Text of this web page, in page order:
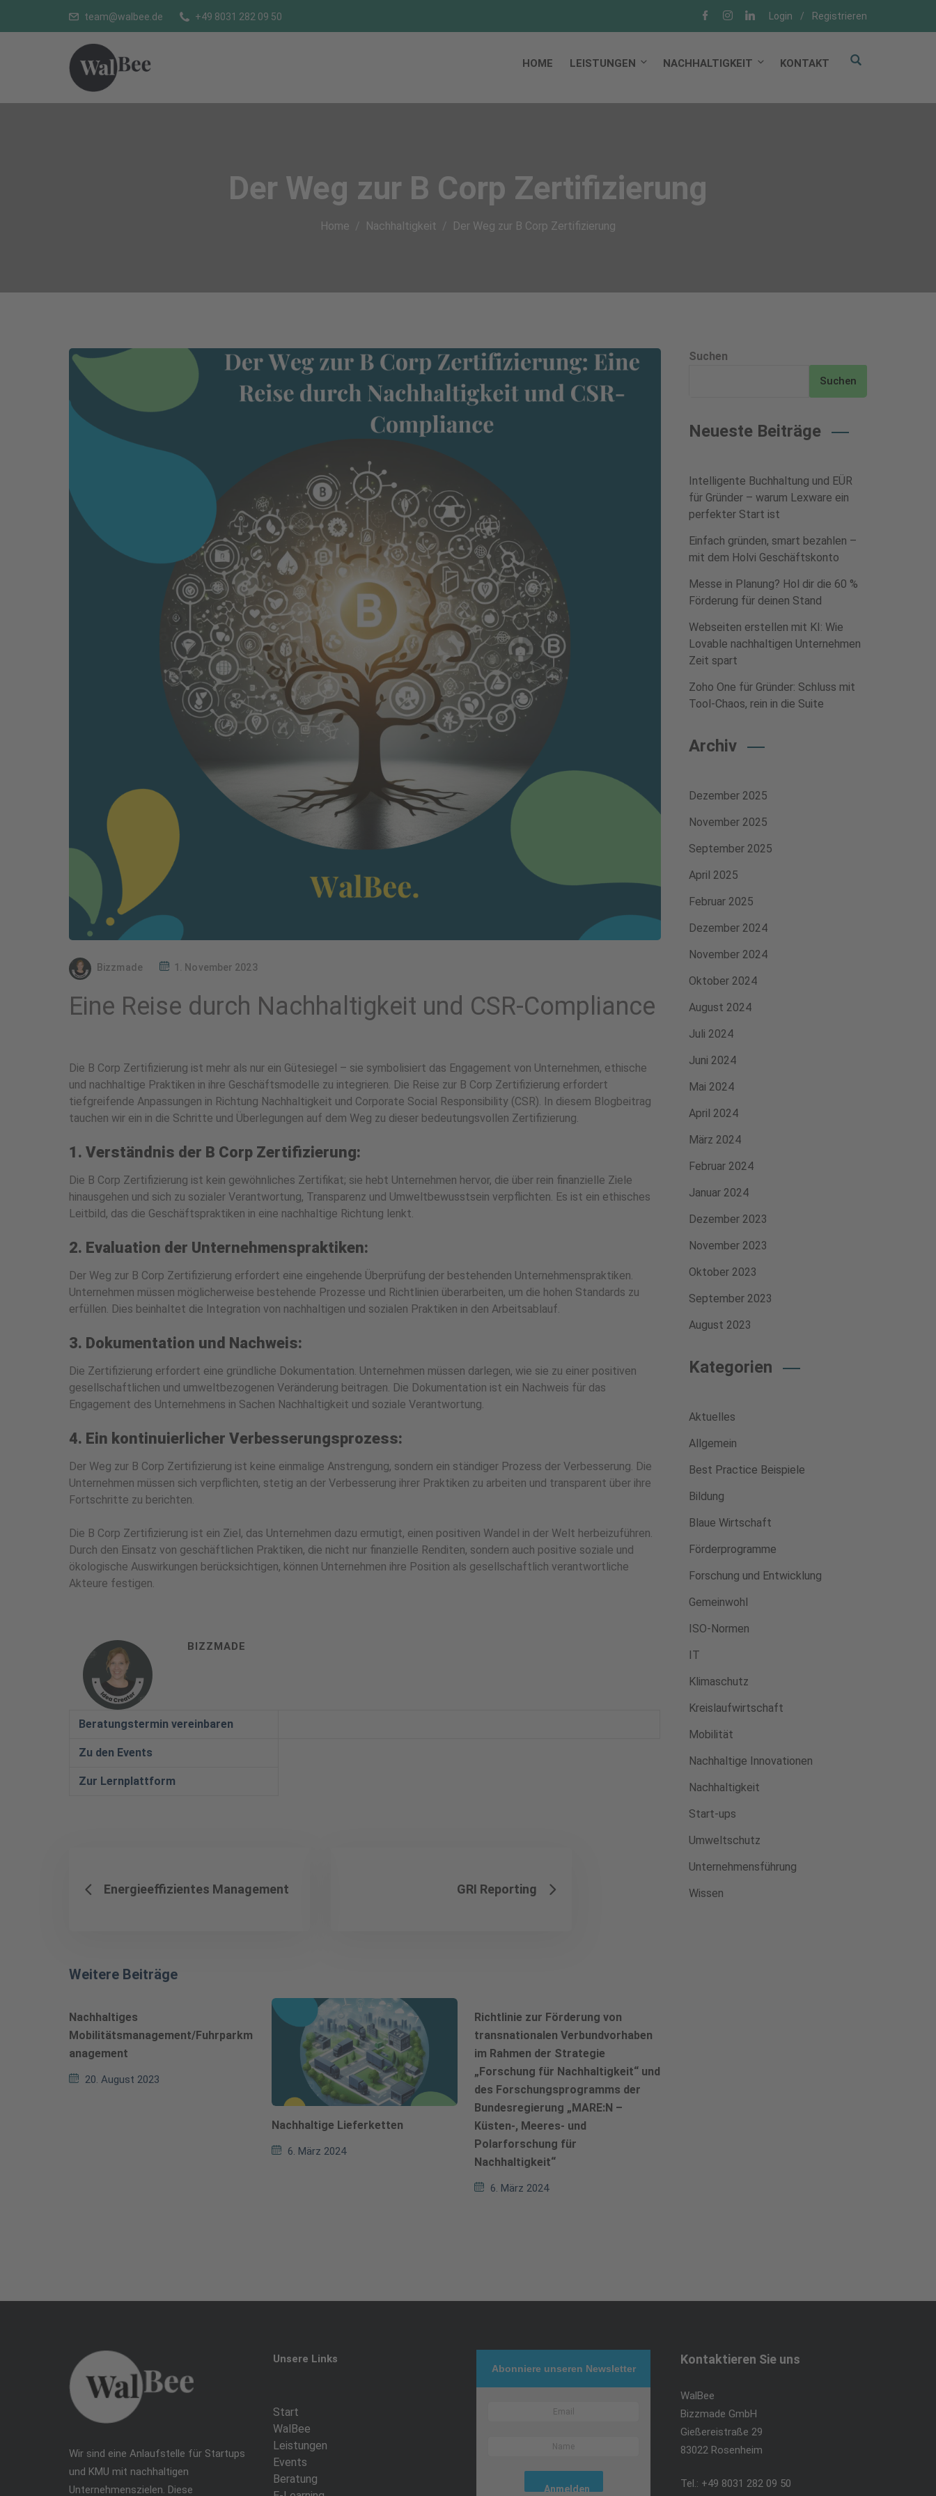
team@walbee.de +49 8031 282 09 50 Login / Registrieren
HOME LEISTUNGEN NACHHALTIGKEIT KONTAKT
Der Weg zur B Corp Zertifizierung
Home Nachhaltigkeit Der Weg zur B Corp Zertifizierung
Bizzmade 1. November 2023
Eine Reise durch Nachhaltigkeit und CSR-Compliance
Die B Corp Zertifizierung ist mehr als nur ein Gütesiegel – sie symbolisiert das Engagement von Unternehmen, ethische
und nachhaltige Praktiken in ihre Geschäftsmodelle zu integrieren. Die Reise zur B Corp Zertifizierung erfordert
tiefgreifende Anpassungen in Richtung Nachhaltigkeit und Corporate Social Responsibility (CSR). In diesem Blogbeitrag
tauchen wir ein in die Schritte und Überlegungen auf dem Weg zu dieser bedeutungsvollen Zertifizierung.
1. Verständnis der B Corp Zertifizierung:
Die B Corp Zertifizierung ist kein gewöhnliches Zertifikat; sie hebt Unternehmen hervor, die über rein finanzielle Ziele
hinausgehen und sich zu sozialer Verantwortung, Transparenz und Umweltbewusstsein verpflichten. Es ist ein ethisches
Leitbild, das die Geschäftspraktiken in eine nachhaltige Richtung lenkt.
2. Evaluation der Unternehmenspraktiken:
Der Weg zur B Corp Zertifizierung erfordert eine eingehende Überprüfung der bestehenden Unternehmenspraktiken.
Unternehmen müssen möglicherweise bestehende Prozesse und Richtlinien überarbeiten, um die hohen Standards zu
erfüllen. Dies beinhaltet die Integration von nachhaltigen und sozialen Praktiken in den Arbeitsablauf.
3. Dokumentation und Nachweis:
Die Zertifizierung erfordert eine gründliche Dokumentation. Unternehmen müssen darlegen, wie sie zu einer positiven
gesellschaftlichen und umweltbezogenen Veränderung beitragen. Die Dokumentation ist ein Nachweis für das
Engagement des Unternehmens in Sachen Nachhaltigkeit und soziale Verantwortung.
4. Ein kontinuierlicher Verbesserungsprozess:
Der Weg zur B Corp Zertifizierung ist keine einmalige Anstrengung, sondern ein ständiger Prozess der Verbesserung. Die
Unternehmen müssen sich verpflichten, stetig an der Verbesserung ihrer Praktiken zu arbeiten und transparent über ihre
Fortschritte zu berichten.
Die B Corp Zertifizierung ist ein Ziel, das Unternehmen dazu ermutigt, einen positiven Wandel in der Welt herbeizuführen.
Durch den Einsatz von geschäftlichen Praktiken, die nicht nur finanzielle Renditen, sondern auch positive soziale und
ökologische Auswirkungen berücksichtigen, können Unternehmen ihre Position als gesellschaftlich verantwortliche
Akteure festigen.
BIZZMADE
Beratungstermin vereinbaren
Zu den Events
Zur Lernplattform
Energieeffizientes Management GRI Reporting
Weitere Beiträge
Nachhaltiges
Mobilitätsmanagement/Fuhrparkm
anagement
20. August 2023
Nachhaltige Lieferketten
6. März 2024
Richtlinie zur Förderung von
transnationalen Verbundvorhaben
im Rahmen der Strategie
„Forschung für Nachhaltigkeit“ und
des Forschungsprogramms der
Bundesregierung „MARE:N –
Küsten-, Meeres- und
Polarforschung für
Nachhaltigkeit“
6. März 2024
Suchen
Suchen
Neueste Beiträge
Intelligente Buchhaltung und EÜR
für Gründer – warum Lexware ein
perfekter Start ist
Einfach gründen, smart bezahlen –
mit dem Holvi Geschäftskonto
Messe in Planung? Hol dir die 60 %
Förderung für deinen Stand
Webseiten erstellen mit KI: Wie
Lovable nachhaltigen Unternehmen
Zeit spart
Zoho One für Gründer: Schluss mit
Tool-Chaos, rein in die Suite
Archiv
Dezember 2025
November 2025
September 2025
April 2025
Februar 2025
Dezember 2024
November 2024
Oktober 2024
August 2024
Juli 2024
Juni 2024
Mai 2024
April 2024
März 2024
Februar 2024
Januar 2024
Dezember 2023
November 2023
Oktober 2023
September 2023
August 2023
Kategorien
Aktuelles
Allgemein
Best Practice Beispiele
Bildung
Blaue Wirtschaft
Förderprogramme
Forschung und Entwicklung
Gemeinwohl
ISO-Normen
IT
Klimaschutz
Kreislaufwirtschaft
Mobilität
Nachhaltige Innovationen
Nachhaltigkeit
Start-ups
Umweltschutz
Unternehmensführung
Wissen
Wir sind eine Anlaufstelle für Startups
und KMU mit nachhaltigen
Unternehmenszielen. Diese
Unsere Links
Start
WalBee
Leistungen
Events
Beratung
Abonniere unseren Newsletter
Kontaktieren Sie uns
WalBee
Bizzmade GmbH
Gießereistraße 29
83022 Rosenheim
Tel.: +49 8031 282 09 50